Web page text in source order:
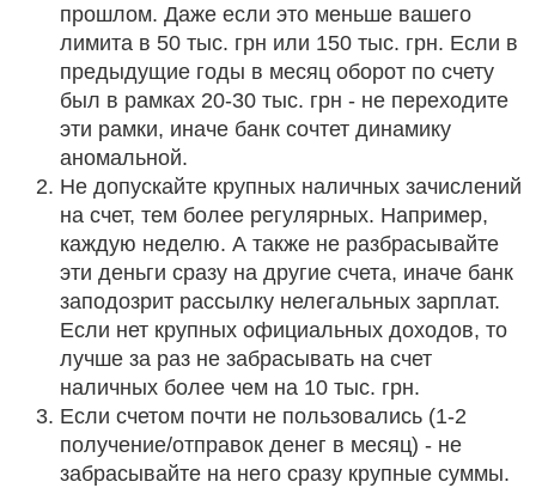
прошлом. Даже если это меньше вашего
лимита в 50 тыс. грн или 150 тыс. грн. Если в
предыдущие годы в месяц оборот по счету
был в рамках 20-30 тыс. грн - не переходите
эти рамки, иначе банк сочтет динамику
аномальной.
Не допускайте крупных наличных зачислений
на счет, тем более регулярных. Например,
каждую неделю. А также не разбрасывайте
эти деньги сразу на другие счета, иначе банк
заподозрит рассылку нелегальных зарплат.
Если нет крупных официальных доходов, то
лучше за раз не забрасывать на счет
наличных более чем на 10 тыс. грн.
Если счетом почти не пользовались (1-2
получение/отправок денег в месяц) - не
забрасывайте на него сразу крупные суммы.